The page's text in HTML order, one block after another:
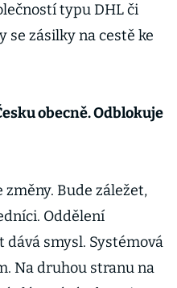
typu DHL či
se zásilky na cestě ke
obecně. Odblokuje
Bude záležet,
Oddělení
smysl. Systémová
Na druhou stranu na